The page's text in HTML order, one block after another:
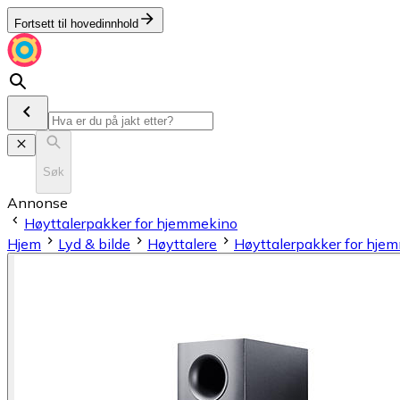
Fortsett til hovedinnhold
Søk
Annonse
Høyttalerpakker for hjemmekino
Hjem
Lyd & bilde Høyttalere Høyttalerpakker for